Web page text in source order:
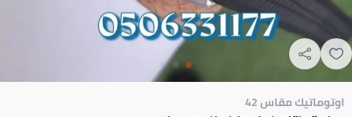
اوتوماتيك مقاس 42